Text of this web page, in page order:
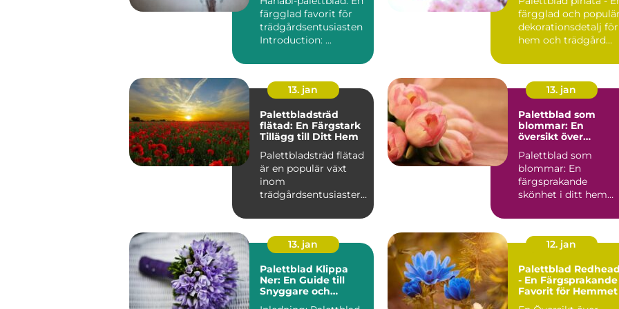
färgglad favorit för
trädgårdsentusiasten
Introduction: ...
hem och trädgård
färgglad och populär
dekorationsdetalj för
hem och trädgård
13. jan
Palettbladsträd
flätad: En Färgstark
Tillägg till Ditt Hem
Palettbladsträd flätad
är en populär växt
inom
trädgårdsentusiasters
unika egensk...
13. jan
Palettblad som
blommar: En
översikt över
palettblad
Palettblad som
blommar: En
färgsprakande
skönhet i ditt hem
vilka typer finns...
13. jan
Palettblad Klippa
Ner: En Guide till
Snyggare och
12. jan
Palettblad Redhead
- En Färgsprakande
Favorit för Hemmet